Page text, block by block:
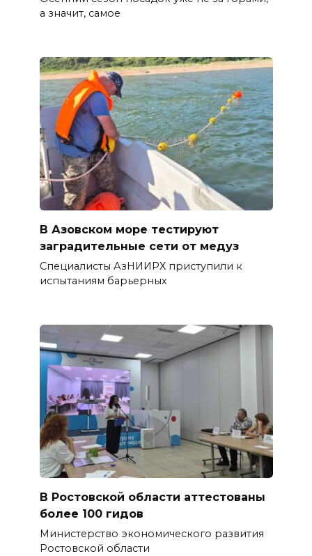
а значит, самое
В Азовском море тестируют
заградительные сети от медуз
Специалисты АзНИИРХ приступили к
испытаниям барьерных
В Ростовской области аттестованы
более 100 гидов
Министерство экономического развития
Ростовской области